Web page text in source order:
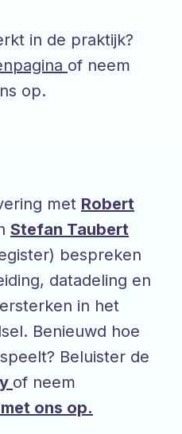
in de praktijk?
of neem
op.
met Robert
Stefan Taubert
bespreken
datadeling en
in het
Benieuwd hoe
Beluister de
of neem
ons op.